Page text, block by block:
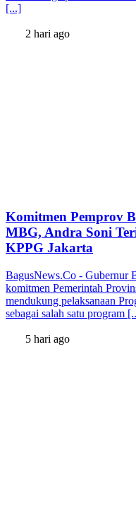
[...]
2 hari ago
Komitmen Pemprov
MBG, Andra Soni
KPPG Jakarta
BagusNews.Co - Gubernur
komitmen Pemerintah
mendukung pelaksanaan
sebagai salah satu program
5 hari ago